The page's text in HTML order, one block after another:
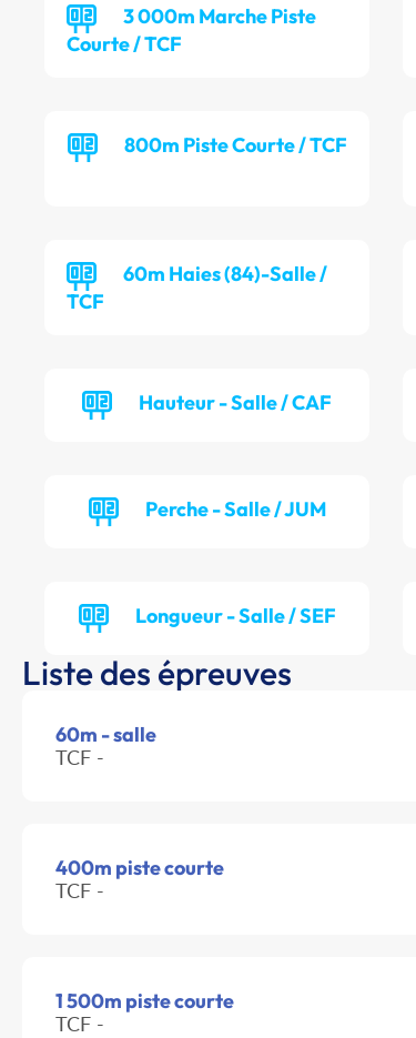
3 000m Marche Piste
Courte / TCF
800m Piste Courte / TCF
60m Haies (84)-Salle /
TCF
Hauteur - Salle / CAF
Perche - Salle / JUM
Longueur - Salle / SEF
Liste des épreuves
60m - salle
TCF -
400m piste courte
TCF -
1 500m piste courte
TCF -